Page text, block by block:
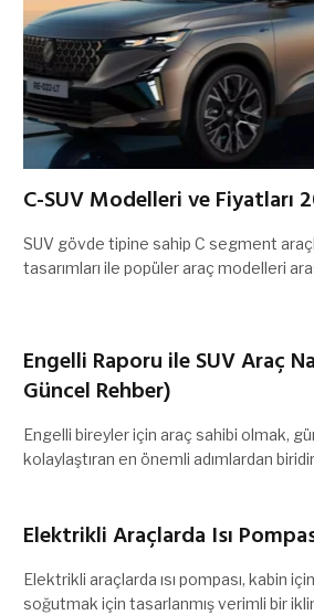
C-SUV Modelleri ve Fiyatları
SUV gövde tipine sahip C segment
tasarımları ile popüler araç modelleri
Engelli Raporu ile SUV Araç
Güncel Rehber)
Engelli bireyler için araç sahibi olmak,
kolaylaştıran en önemli adımlardan
Elektrikli Araçlarda Isı
Elektrikli araçlarda ısı pompası, kabin
soğutmak için tasarlanmış verimli bir